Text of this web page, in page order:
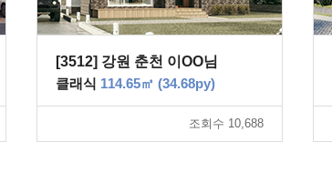
[3512] 강원 춘천 이OO님
클래식 114.65㎡ (34.68py)
조회수 10,688